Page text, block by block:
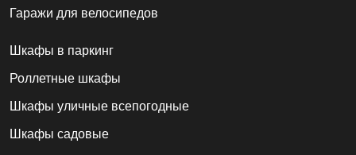
Гаражи для велосипедов
Шкафы в паркинг
Роллетные шкафы
Шкафы уличные всепогодные
Шкафы садовые